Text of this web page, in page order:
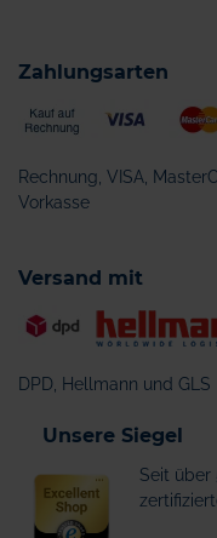
Zahlungsarten
Rechnung, VISA,
Vorkasse
Versand mit
DPD, Hellmann und GLS
Unsere Siegel
Seit über